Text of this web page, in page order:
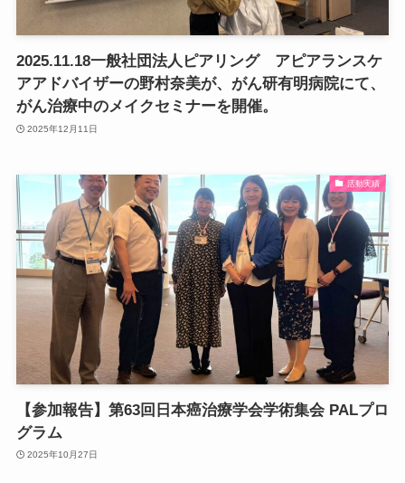
2025.11.18一般社団法人ピアリング アピアランスケ
アアドバイザーの野村奈美が、がん研有明病院にて、
がん治療中のメイクセミナーを開催。
2025年12月11日
活動実績
【参加報告】第63回日本癌治療学会学術集会 PALプロ
グラム
2025年10月27日